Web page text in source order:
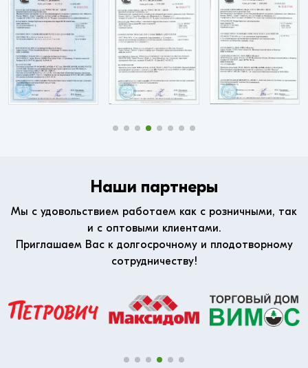
Наши партнеры
Мы с удовольствием работаем как с розничными, так
и с оптовыми клиентами.
Приглашаем Вас к долгосрочному и плодотворному
сотрудничеству!